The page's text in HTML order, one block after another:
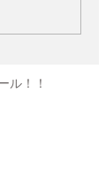
ル！！